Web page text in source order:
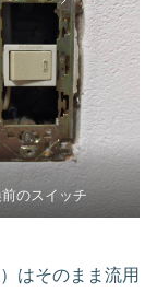
のスイッチ
はそのまま流用